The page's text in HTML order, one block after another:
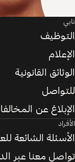
تابي
التوظيف
الإعلام
الوثائق القانونية
للتواصل
الإبلاغ عن
الأفراد
الأسئلة الشائعة
تواصل معنا عبر